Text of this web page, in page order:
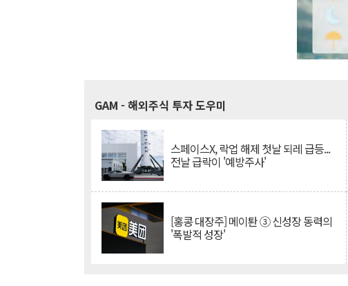
GAM - 해외주식 투자 도우미
스페이스X, 락업 해제 첫날 되레 급등...
전날 급락이 '예방주사'
[홍콩 대장주] 메이퇀 ③ 신성장 동력의
'폭발적 성장'